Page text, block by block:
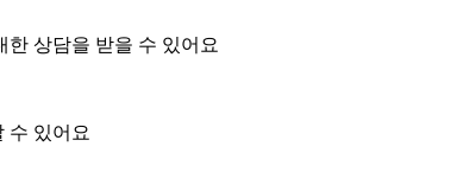
한 상담을 받을 수 있어요
수 있어요